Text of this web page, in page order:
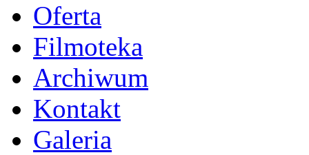
Oferta
Filmoteka
Archiwum
Kontakt
Galeria